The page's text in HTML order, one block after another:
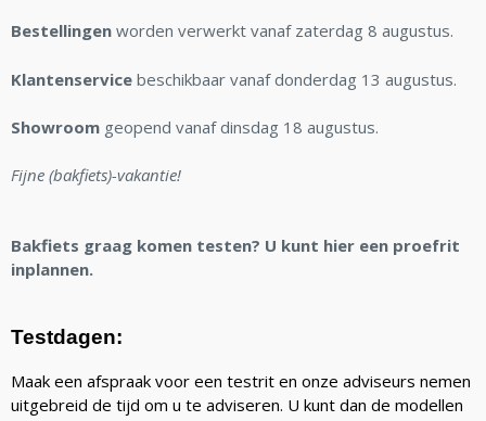
Bestellingen worden verwerkt vanaf zaterdag 8 augustus.
Klantenservice beschikbaar vanaf donderdag 13 augustus.
Showroom geopend vanaf dinsdag 18 augustus.
Fijne (bakfiets)-vakantie!
Bakfiets graag komen testen? U kunt hier een proefrit
inplannen.
Testdagen:
Maak een afspraak voor een testrit en onze adviseurs nemen
uitgebreid de tijd om u te adviseren. U kunt dan de modellen